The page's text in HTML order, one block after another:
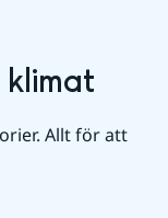
Allt för att